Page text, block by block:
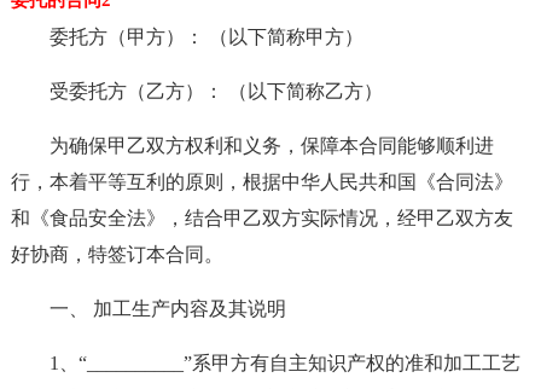
委托方（甲方）： （以下简称甲方）
受委托方（乙方）： （以下简称乙方）
为确保甲乙双方权利和义务，保障本合同能够顺利进
行，本着平等互利的原则，根据中华人民共和国《合同法》
和《食品安全法》，结合甲乙双方实际情况，经甲乙双方友
好协商，特签订本合同。
一、 加工生产内容及其说明
1、“__________”系甲方有自主知识产权的准和加工工艺